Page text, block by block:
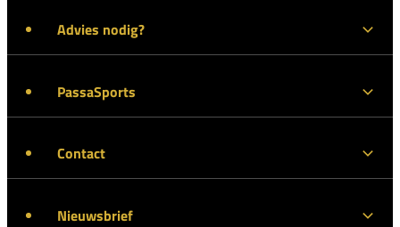
Advies nodig?
PassaSports
Contact
Nieuwsbrief